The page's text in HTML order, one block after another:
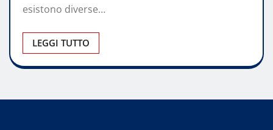
esistono diverse…
LEGGI TUTTO